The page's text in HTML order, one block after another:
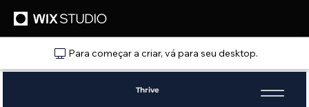
Para começar a criar, vá para seu desktop.